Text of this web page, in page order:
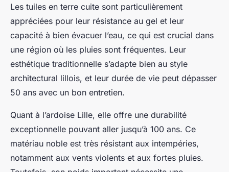
Les tuiles en terre cuite sont particulièrement
appréciées pour leur résistance au gel et leur
capacité à bien évacuer l’eau, ce qui est crucial dans
une région où les pluies sont fréquentes. Leur
esthétique traditionnelle s’adapte bien au style
architectural lillois, et leur durée de vie peut dépasser
50 ans avec un bon entretien.
Quant à l’ardoise Lille, elle offre une durabilité
exceptionnelle pouvant aller jusqu’à 100 ans. Ce
matériau noble est très résistant aux intempéries,
notamment aux vents violents et aux fortes pluies.